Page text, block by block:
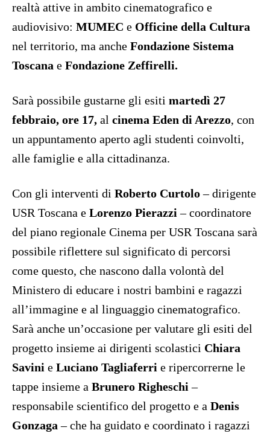
realtà attive in ambito cinematografico e
audiovisivo: MUMEC e Officine della Cultura
nel territorio, ma anche Fondazione Sistema
Toscana e Fondazione Zeffirelli.
Sarà possibile gustarne gli esiti martedì 27
febbraio, ore 17, al cinema Eden di Arezzo, con
un appuntamento aperto agli studenti coinvolti,
alle famiglie e alla cittadinanza.
Con gli interventi di Roberto Curtolo– dirigente
USR Toscana e Lorenzo Pierazzi – coordinatore
del piano regionale Cinema per USR Toscana sarà
possibile riflettere sul significato di percorsi
come questo, che nascono dalla volontà del
Ministero di educare i nostri bambini e ragazzi
all’immagine e al linguaggio cinematografico.
Sarà anche un’occasione per valutare gli esiti del
progetto insieme ai dirigenti scolastici Chiara
Savini e Luciano Tagliaferri e ripercorrerne le
tappe insieme a Brunero Righeschi –
responsabile scientifico del progetto e a Denis
Gonzaga – che ha guidato e coordinato i ragazzi